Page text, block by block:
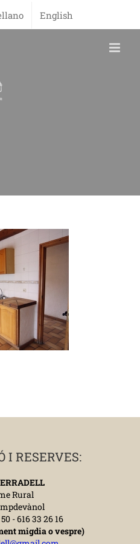
English
I RESERVES:
Rural
- 616 33 26 16
migdia o vespre)